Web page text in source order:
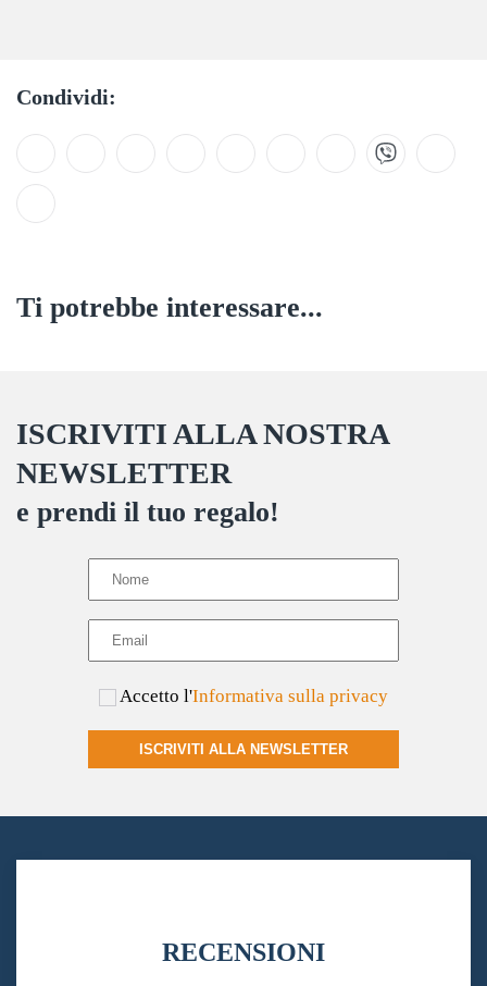
Condividi:
Ti potrebbe interessare...
ISCRIVITI ALLA NOSTRA
NEWSLETTER
e prendi il tuo regalo!
Accetto l'Informativa sulla privacy
ISCRIVITI ALLA NEWSLETTER
RECENSIONI